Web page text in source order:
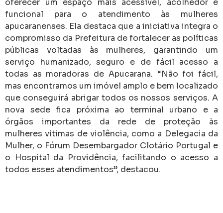
oferecer um espaço mais acessível, acolhedor e
funcional para o atendimento às mulheres
apucaranenses. Ela destaca que a iniciativa integra o
compromisso da Prefeitura de fortalecer as políticas
públicas voltadas às mulheres, garantindo um
serviço humanizado, seguro e de fácil acesso a
todas as moradoras de Apucarana. “Não foi fácil,
mas encontramos um imóvel amplo e bem localizado
que conseguirá abrigar todos os nossos serviços. A
nova sede fica próxima ao terminal urbano e a
órgãos importantes da rede de proteção às
mulheres vítimas de violência, como a Delegacia da
Mulher, o Fórum Desembargador Clotário Portugal e
o Hospital da Providência, facilitando o acesso a
todos esses atendimentos”, destacou.